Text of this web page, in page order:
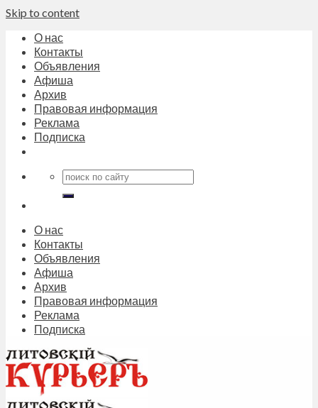
Skip to content
О нас
Контакты
Объявления
Афиша
Архив
Правовая информация
Реклама
Подписка
О нас
Контакты
Объявления
Афиша
Архив
Правовая информация
Реклама
Подписка